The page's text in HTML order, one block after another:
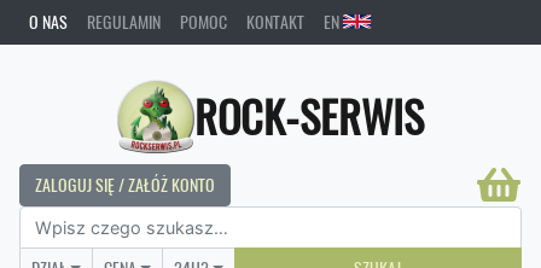
O NAS REGULAMIN POMOC KONTAKT EN
ROCK-SERWIS
ZALOGUJ SIĘ / ZAŁÓŻ KONTO